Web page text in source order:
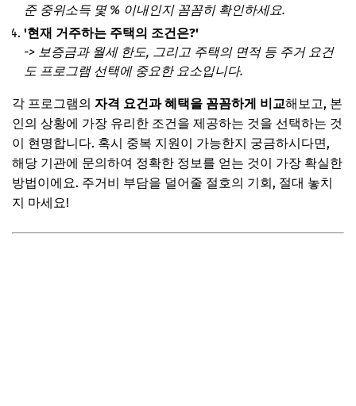
준 중위소득 몇 % 이내인지 꼼꼼히 확인하세요.
'현재 거주하는 주택의 조건은?'
-> 보증금과 월세 한도, 그리고 주택의 면적 등 주거 요건
도 프로그램 선택에 중요한 요소입니다.
각 프로그램의 자격 요건과 혜택을 꼼꼼하게 비교해보고, 본
인의 상황에 가장 유리한 조건을 제공하는 것을 선택하는 것
이 현명합니다. 혹시 중복 지원이 가능한지 궁금하시다면,
해당 기관에 문의하여 정확한 정보를 얻는 것이 가장 확실한
방법이에요. 주거비 부담을 덜어줄 절호의 기회, 절대 놓치
지 마세요!